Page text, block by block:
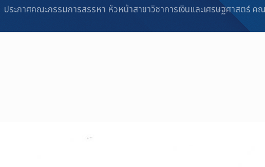
ประกาศคณะกรรมการสรรหา หัวหน้าสาขาวิชาการเงินและเศรษฐศาสตร์